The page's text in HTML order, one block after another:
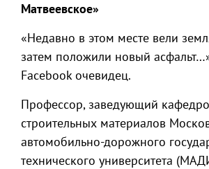
Матвеевское»
«Недавно в этом месте вели
затем положили новый
Facebook очевидец.
Профессор, заведующий
строительных материалов
автомобильно-дорожного
технического университета